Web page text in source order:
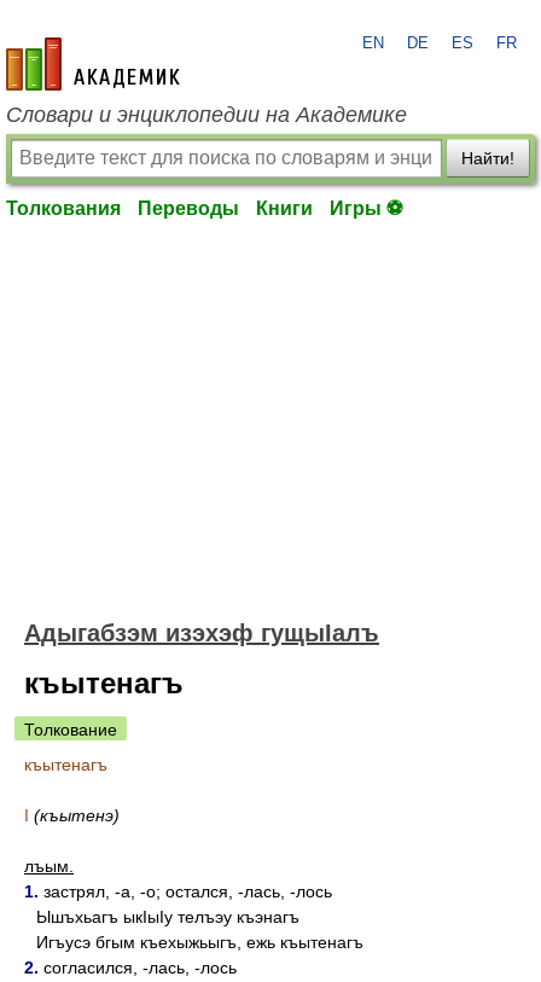
academic.ru
EN DE ES FR
Словари и энциклопедии на Академике
Найти!
Толкования Переводы Книги Игры ⚽
Адыгабзэм изэхэф гущыIалъ
къытенагъ
Толкование
къытенагъ
I (къытенэ)
лъым.
1. застрял, -а, -о; остался, -лась, -лось
Ышъхьагъ ыкIыIу телъэу къэнагъ
Игъусэ бгым къехыжьыгъ, ежь къытенагъ
2. согласился, -лась, -лось